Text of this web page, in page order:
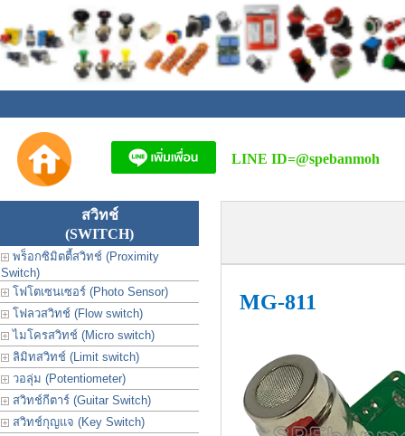
LINE ID=@spebanmoh
สวิทช์
(SWITCH)
พร็อกซิมิตตี้สวิทช์ (Proximity
Switch)
โฟโตเซนเซอร์ (Photo Sensor)
โฟลวสวิทช์ (Flow switch)
ไมโครสวิทช์ (Micro switch)
ลิมิทสวิทช์ (Limit switch)
วอลุ่ม (Potentiometer)
สวิทช์กีตาร์ (Guitar Switch)
สวิทช์กุญแจ (Key Switch)
MG-811